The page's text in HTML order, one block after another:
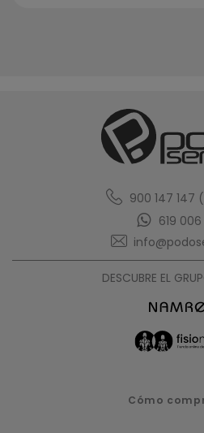
900 147 147
619
DESCUBRE EL
Cómo